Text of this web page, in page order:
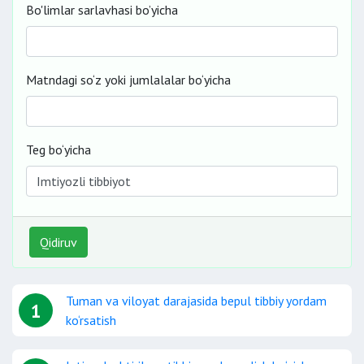
Bo'limlar sarlavhasi bo’yicha
Matndagi so‘z yoki jumlalalar bo‘yicha
Teg bo‘yicha
Qidiruv
1
Tuman va viloyat darajasida bepul tibbiy yordam
ko‘rsatish